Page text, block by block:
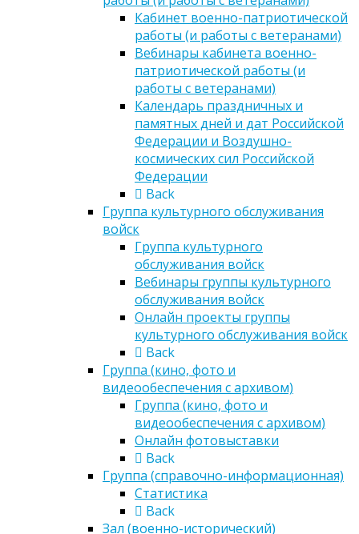
Кабинет военно-патриотической
работы (и работы с ветеранами)
Вебинары кабинета военно-
патриотической работы (и
работы с ветеранами)
Календарь праздничных и
памятных дней и дат Российской
Федерации и Воздушно-
космических сил Российской
Федерации
Back
Группа культурного обслуживания
войск
Группа культурного
обслуживания войск
Вебинары группы культурного
обслуживания войск
Онлайн проекты группы
культурного обслуживания войск
Back
Группа (кино, фото и
видеообеспечения с архивом)
Группа (кино, фото и
видеообеспечения с архивом)
Онлайн фотовыставки
Back
Группа (справочно-информационная)
Статистика
Back
Зал (военно-исторический)